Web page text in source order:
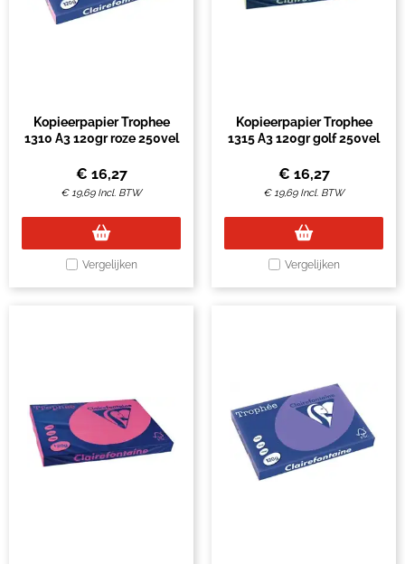
Kopieerpapier Trophee
1310 A3 120gr roze 250vel
€ 16,27
€19,69 Incl. BTW
Vergelijken
Kopieerpapier Trophee
1315 A3 120gr golf 250vel
€ 16,27
€19,69 Incl. BTW
Vergelijken